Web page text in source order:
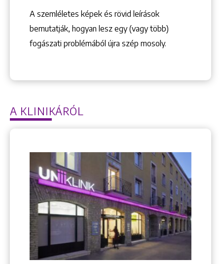
+36 1 222 7250
+36 1 222 9150
Keresés
A szemléletes képek és rövid leírások
bemutatják, hogyan lesz egy (vagy több)
fogászati problémából újra szép mosoly.
A KLINIKÁRÓL